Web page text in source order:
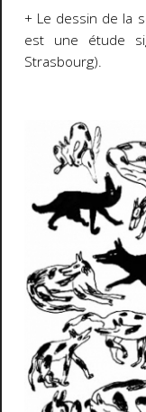
+ Le dessin de la
est une étude
Strasbourg).